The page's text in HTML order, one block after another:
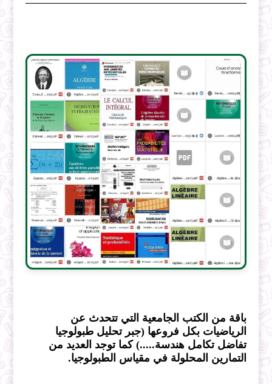
التمارين المحلولة في مقياس الطبولوجيا.